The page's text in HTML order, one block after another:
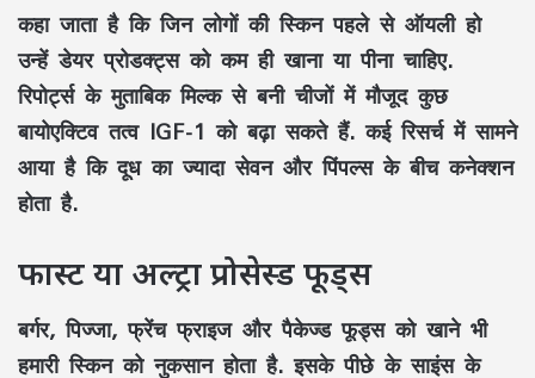
कहा जाता है कि जिन लोगों की स्किन पहले से ऑयली हो
उन्हें डेयर प्रोडक्ट्स को कम ही खाना या पीना चाहिए.
रिपोर्ट्स के मुताबिक मिल्क से बनी चीजों में मौजूद कुछ
बायोएक्टिव तत्व IGF-1 को बढ़ा सकते हैं. कई रिसर्च में सामने
आया है कि दूध का ज्यादा सेवन और पिंपल्स के बीच कनेक्शन
होता है.
फास्ट या अल्ट्रा प्रोसेस्ड फूड्स
बर्गर, पिज्जा, फ्रेंच फ्राइज और पैकेज्ड फूड्स को खाने भी
हमारी स्किन को नुकसान होता है. इसके पीछे के साइंस के